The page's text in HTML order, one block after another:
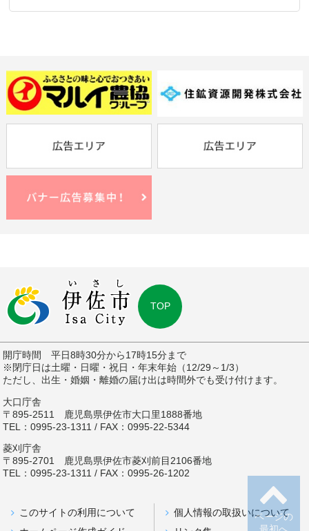
ページの
TOP
開庁時間 平日8時30分から17時15分まで
※閉庁日は土曜・日曜・祝日・年末年始（12/29～1/3）
ただし、出生・婚姻・離婚の届け出は時間外でも受け付けます。
大口庁舎
〒895-2511 鹿児島県伊佐市大口里1888番地
TEL：0995-23-1311 / FAX：0995-22-5344
菱刈庁舎
〒895-2701 鹿児島県伊佐市菱刈前目2106番地
TEL：0995-23-1311 / FAX：0995-26-1202
このサイトの利用について
個人情報の取扱いについて